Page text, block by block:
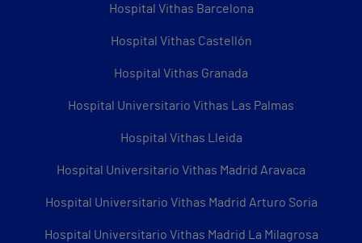
Hospital Vithas Barcelona
Hospital Vithas Castellón
Hospital Vithas Granada
Hospital Universitario Vithas Las Palmas
Hospital Vithas Lleida
Hospital Universitario Vithas Madrid Aravaca
Hospital Universitario Vithas Madrid Arturo Soria
Hospital Universitario Vithas Madrid La Milagrosa